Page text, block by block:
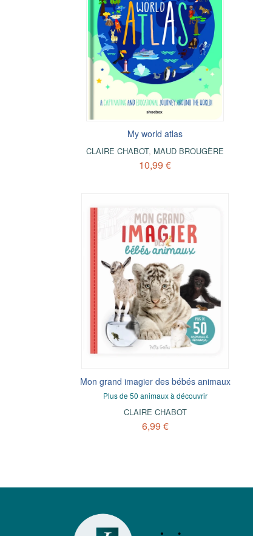
My world atlas
CLAIRE CHABOT, MAUD BROUGÈRE
10,99 €
Mon grand imagier des bébés animaux
Plus de 50 animaux à découvrir
CLAIRE CHABOT
6,99 €